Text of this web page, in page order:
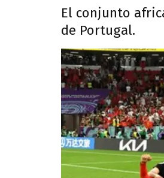
El conjunto
de Portugal.